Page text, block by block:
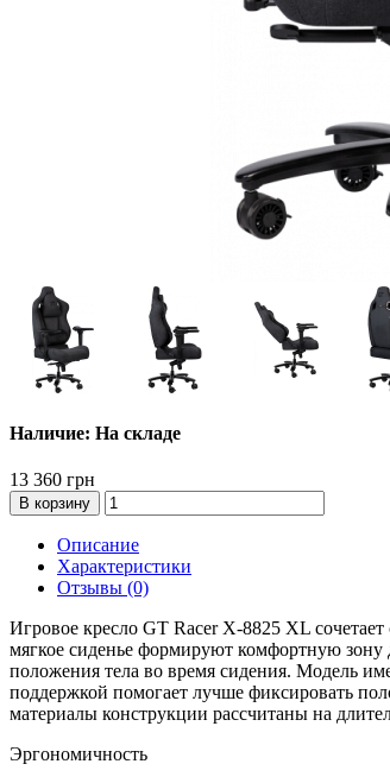
Наличие: На складе
13 360 грн
В корзину
Описание
Характеристики
Отзывы (0)
Игровое кресло GT Racer X-8825 XL
мягкое сиденье формируют комфортную зону
положения тела во время сидения. Модель
поддержкой помогает лучше фиксировать
материалы конструкции рассчитаны на
Эргономичность